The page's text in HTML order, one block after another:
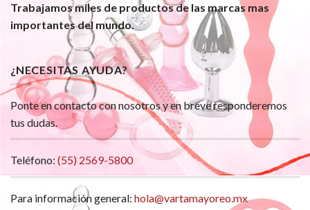
Trabajamos miles de productos de las marcas mas
importantes del mundo.
¿NECESITAS AYUDA?
Ponte en contacto con nosotros y en breve responderemos
tus dudas.
Teléfono: (55) 2569-5800
Para información general: hola@vartamayoreo.mx